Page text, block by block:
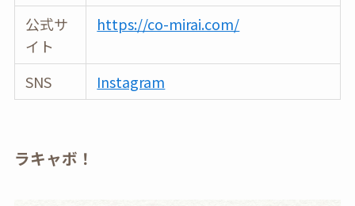
公式サ
イト
https://co-mirai.com/
SNS Instagram
ラキャボ！